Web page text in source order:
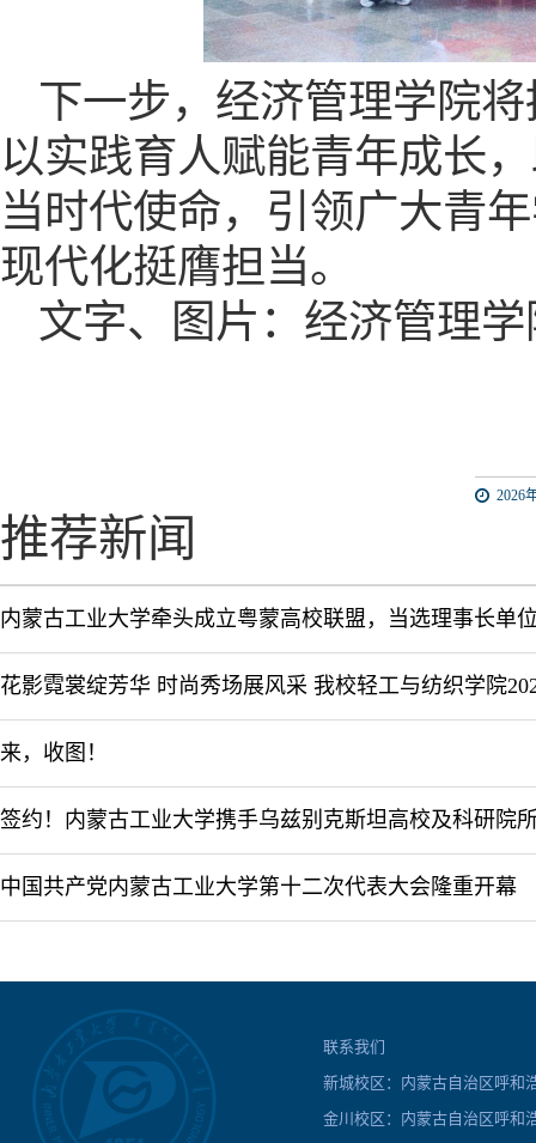
下一步，经济管理学院
以实践育人赋能青年成长
当时代使命， 引领广大青
现代化挺膺担当。
文字、图片：经济管理学
2026
推荐新闻
内蒙古工业大学牵头成立粤蒙高校联盟，当选理事长单
来，收图！
中国共产党内蒙古工业大学第十二次代表大会隆重开幕
联系我们
新城校区：内蒙古自治区呼
金川校区：内蒙古自治区呼